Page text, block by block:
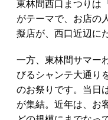
東林間西口まつりは
がテーマで、お店の
擬店が、西口近辺に
一方、東林間サマー
びるシャンテ大通り
のお祭りです。当日
が集結。近年は、お